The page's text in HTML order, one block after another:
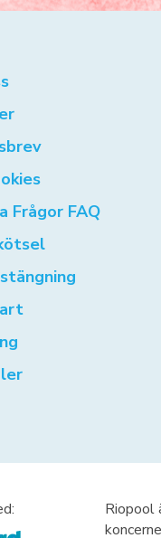
Frågor FAQ
Riopool